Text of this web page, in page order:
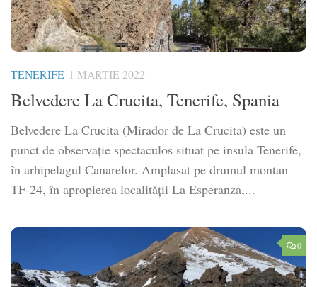
TENERIFE 1 MARTIE 2022
Belvedere La Crucita, Tenerife, Spania
Belvedere La Crucita (Mirador de La Crucita) este un
punct de observație spectaculos situat pe insula Tenerife,
în arhipelagul Canarelor. Amplasat pe drumul montan
TF-24, în apropierea localității La Esperanza,...
0